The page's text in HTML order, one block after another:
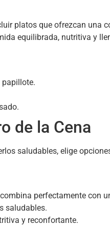
platos que ofrezcan una
equilibrada, nutritiva y
papillote.
de la Cena
saludables, elige
perfectamente con
saludables.
y reconfortante.